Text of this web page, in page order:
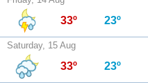
33º 23º
Saturday, 15 Aug
33º 23º